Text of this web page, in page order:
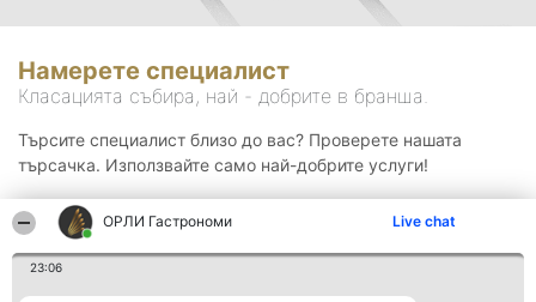
ОРЛИ Гастрономи Live chat
23:06
Намерете специалист
Класацията събира, най - добрите в бранша.
Търсите специалист близо до вас? Проверете нашата
търсачка. Използвайте само най-добрите услуги!